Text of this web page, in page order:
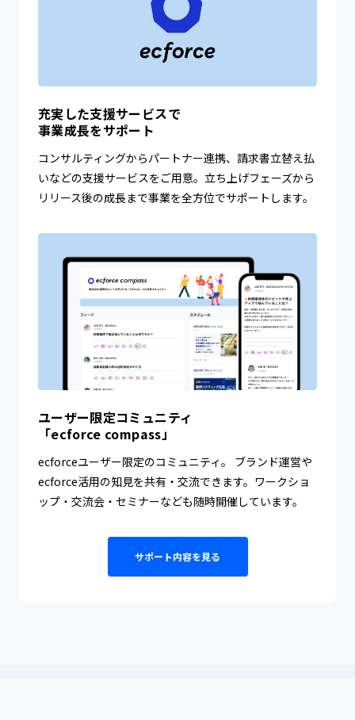
充実した支援サービスで
事業成長をサポート
コンサルティングからパートナー連携、請求書立替え払
いなどの支援サービスをご用意。立ち上げフェーズから
リリース後の成長まで事業を全方位でサポートします。
ユーザー限定コミュニティ
「ecforce compass」
ecforceユーザー限定のコミュニティ。 ブランド運営や
ecforce活用の知見を共有・交流できます。ワークショ
ップ・交流会・セミナーなども随時開催しています。
サポート内容を見る